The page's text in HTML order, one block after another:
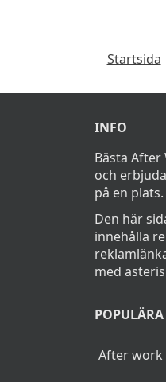
Startsida
INFO
Bästa After
och
på en plats.
Den här
innehålla
med
After work